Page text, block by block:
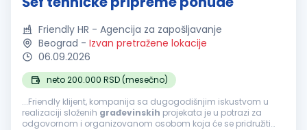
Friendly HR - Agencija za zapošljavanje
Beograd - Izvan pretražene lokacije
06.09.2026
neto 200.000 RSD (mesečno)
...Friendly klijent, kompanija sa dugogodišnjim iskustvom u
realizaciji složenih građevinskih projekata je u potrazi za
odgovornom i organizovanom osobom koja će se pridružiti